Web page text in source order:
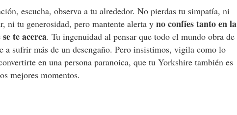
escucha, observa a tu alrededor. No pierdas tu simpatía, ni
ni tu generosidad, pero mantente alerta yno confíes tanto en la
te acerca. Tu ingenuidad al pensar que todo el mundo obra de
a sufrir más de un desengaño. Pero insistimos, vigila como lo
en una persona paranoica, que tu Yorkshire también es
mejores momentos.